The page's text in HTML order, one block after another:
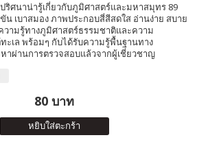
ริศนาน่ารู้เกี่ยวกับภูมิศาสตร์และมหาสมุทร 89
เบาสมอง ภาพประกอบสี่สีสดใส อ่านง่าย สบาย
วามรู้ทางภูมิศาสตร์ธรรมชาติและความ
ะเล พร้อมๆ กับได้รับความรู้พื้นฐานทาง
าผ่านการตรวจสอบแล้วจากผู้เชี่ยวชาญ
80 บาท
หยิบใส่ตะกร้า